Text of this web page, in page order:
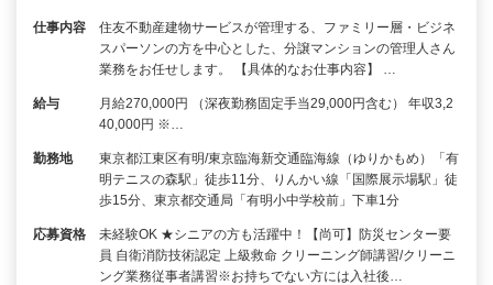
仕事内容
住友不動産建物サービスが管理する、ファミリー層・ビジネ
スパーソンの方を中心とした、分譲マンションの管理人さん
業務をお任せします。 【具体的なお仕事内容】 …
給与
月給270,000円 （深夜勤務固定手当29,000円含む） 年収3,2
40,000円 ※…
勤務地
東京都江東区有明/東京臨海新交通臨海線（ゆりかもめ）「有
明テニスの森駅」徒歩11分、りんかい線「国際展示場駅」徒
歩15分、東京都交通局「有明小中学校前」下車1分
応募資格
未経験OK ★シニアの方も活躍中！【尚可】防災センター要
員 自衛消防技術認定 上級救命 クリーニング師講習/クリーニ
ング業務従事者講習※お持ちでない方には入社後…